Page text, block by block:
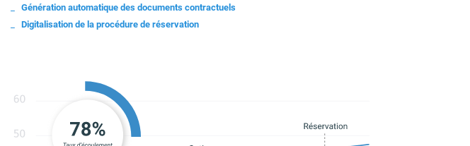
Génération automatique des documents contractuels
Digitalisation de la procédure de réservation